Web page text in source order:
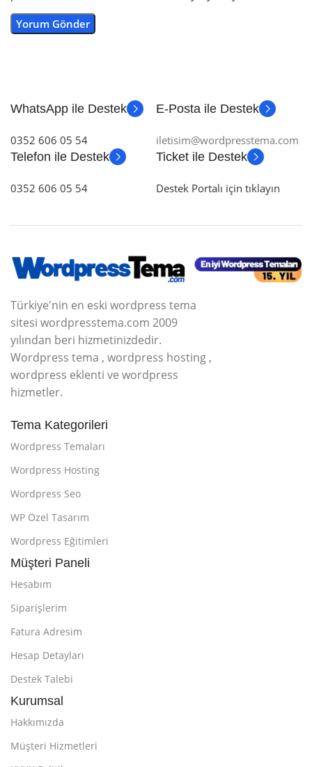
WhatsApp ile Destek
0352 606 05 54
E-Posta ile Destek
iletisim@wordpresstema.com
Telefon ile Destek
0352 606 05 54
Ticket ile Destek
Destek Portalı için tıklayın
Türkiye'nin en eski wordpress tema
sitesi wordpresstema.com 2009
yılından beri hizmetinizdedir.
Wordpress tema , wordpress hosting ,
wordpress eklenti ve wordpress
hizmetler.
Tema Kategorileri
Wordpress Temaları
Wordpress Hosting
Wordpress Seo
WP Özel Tasarım
Wordpress Eğitimleri
Müşteri Paneli
Hesabım
Siparişlerim
Fatura Adresim
Hesap Detayları
Destek Talebi
Kurumsal
Hakkımızda
Müşteri Hizmetleri